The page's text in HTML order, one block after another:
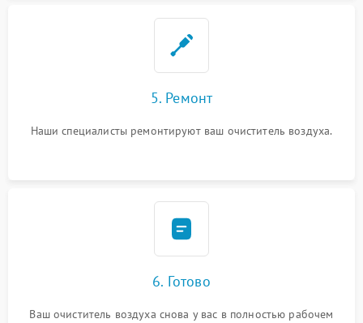
5. Ремонт
Наши специалисты ремонтируют ваш очиститель воздуха.
6. Готово
Ваш очиститель воздуха снова у вас в полностью рабочем